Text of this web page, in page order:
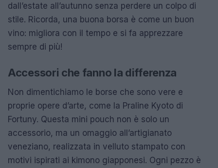
dall’estate all’autunno senza perdere un colpo di
stile. Ricorda, una buona borsa è come un buon
vino: migliora con il tempo e si fa apprezzare
sempre di più!
Accessori che fanno la differenza
Non dimentichiamo le borse che sono vere e
proprie opere d’arte, come la Praline Kyoto di
Fortuny. Questa mini pouch non è solo un
accessorio, ma un omaggio all’artigianato
veneziano, realizzata in velluto stampato con
motivi ispirati ai kimono giapponesi. Ogni pezzo è